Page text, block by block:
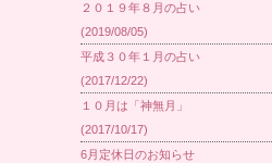
２０１９年８月の占い
(2019/08/05)
平成３０年１月の占い
(2017/12/22)
１０月は「神無月」
(2017/10/17)
6月定休日のお知らせ